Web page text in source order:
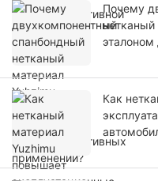
Почему
нетканый
Как